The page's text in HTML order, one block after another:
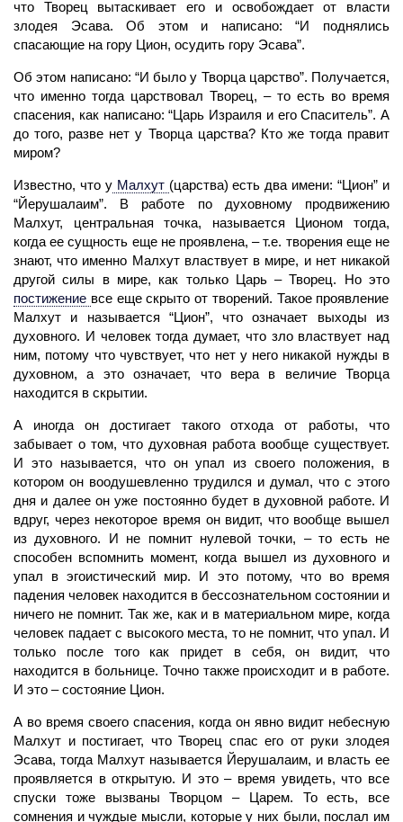
что Творец вытаскивает его и освобождает от власти
злодея Эсава. Об этом и написано: “И поднялись
спасающие на гору Цион, осудить гору Эсава”.
Об этом написано: “И было у Творца царство”. Получается,
что именно тогда царствовал Творец, – то есть во время
спасения, как написано: “Царь Израиля и его Спаситель”. А
до того, разве нет у Творца царства? Кто же тогда правит
миром?
Известно, что уМалхут (царства) есть два имени: “Цион” и
“Йерушалаим”. В работе по духовному продвижению
Малхут, центральная точка, называется Ционом тогда,
когда ее сущность еще не проявлена, – т.е. творения еще не
знают, что именно Малхут властвует в мире, и нет никакой
другой силы в мире, как только Царь –Творец. Но это
постижение все еще скрыто от творений. Такое проявление
Малхут и называется “Цион”, что означает выходы из
духовного. И человектогда думает, что зло властвует над
ним, потому что чувствует, что нет у него никакой нужды в
духовном, а это означает, что вера в величие Творца
находится в скрытии.
А иногда он достигает такого отхода от работы, что
забывает о том, что духовная работа вообще существует.
И это называется, что он упал из своего положения, в
котором он воодушевленно трудился и думал, что с этого
дня и далее он уже постоянно будет в духовной работе. И
вдруг, через некоторое время он видит, что вообще вышел
из духовного. И не помнит нулевой точки, – то есть не
способен вспомнить момент, когда вышел из духовного и
упал в эгоистический мир. И это потому, что во время
падения человек находится в бессознательном состоянии и
ничего не помнит. Так же, как и в материальном мире, когда
человек падает с высокого места, то не помнит, что упал. И
только после того как придет в себя, он видит, что
находится в больнице. Точно также происходит и в работе.
И это – состояние Цион.
А во время своего спасения, когда он явно видит небесную
Малхут и постигает, чтоТворец спас его от руки злодея
Эсава, тогда Малхут называется Йерушалаим, и власть ее
проявляется в открытую. И это – время увидеть, что все
спуски тоже вызваны Творцом – Царем. То есть, все
сомнения и чуждые мысли, которые у них были, послал им